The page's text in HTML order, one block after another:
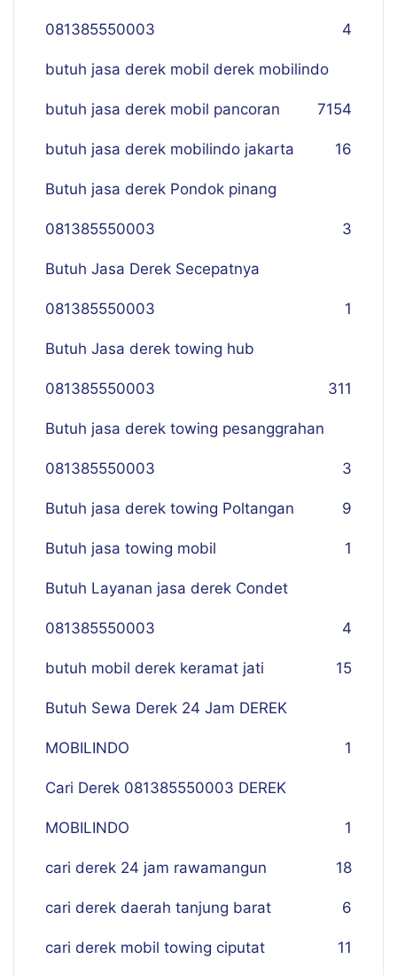
081385550003 4
butuh jasa derek mobil derek mobilindo
154
butuh jasa derek mobil pancoran 7
butuh jasa derek mobilindo jakarta 16
Butuh jasa derek Pondok pinang
081385550003 3
Butuh Jasa Derek Secepatnya
081385550003 1
Butuh Jasa derek towing hub
081385550003 311
Butuh jasa derek towing pesanggrahan
081385550003 3
Butuh jasa derek towing Poltangan 9
Butuh jasa towing mobil 1
Butuh Layanan jasa derek Condet
081385550003 4
butuh mobil derek keramat jati 15
Butuh Sewa Derek 24 Jam DEREK
MOBILINDO 1
Cari Derek 081385550003 DEREK
MOBILINDO 1
cari derek 24 jam rawamangun 18
cari derek daerah tanjung barat 6
cari derek mobil towing ciputat 11